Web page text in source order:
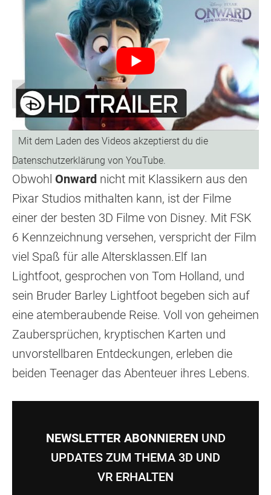
Obwohl Onward nicht mit Klassikern aus den
Pixar Studios mithalten kann, ist der Filme
einer der besten 3D Filme von Disney. Mit FSK
6 Kennzeichnung versehen, verspricht der Film
viel Spaß für alle Altersklassen.Elf Ian
Lightfoot, gesprochen von Tom Holland, und
sein Bruder Barley Lightfoot begeben sich auf
eine atemberaubende Reise. Voll von geheimen
Zaubersprüchen, kryptischen Karten und
unvorstellbaren Entdeckungen, erleben die
beiden Teenager das Abenteuer ihres Lebens.
NEWSLETTER ABONNIEREN UND
UPDATES ZUM THEMA 3D UND
VR ERHALTEN